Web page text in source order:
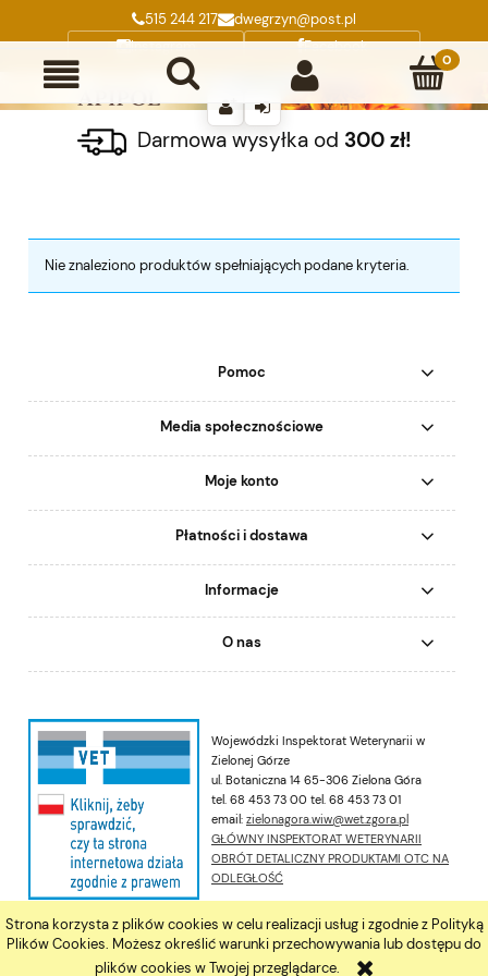
Strona korzysta z plików cookies w celu realizacji usług i zgodnie z Polityką
Plików Cookies. Możesz określić warunki przechowywania lub dostępu do
plików cookies w Twojej przeglądarce.
515 244 217
dwegrzyn@post.pl
Instagram
Facebook
Darmowa wysyłka od 300 zł!
Nie znaleziono produktów spełniających podane kryteria.
Pomoc
Media społecznościowe
Moje konto
Płatności i dostawa
Informacje
O nas
Wojewódzki Inspektorat Weterynarii w
Zielonej Górze
ul. Botaniczna 14 65-306 Zielona Góra
tel. 68 453 73 00 tel. 68 453 73 01
email: zielonagora.wiw@wet.zgora.pl
GŁÓWNY INSPEKTORAT WETERYNARII
OBRÓT DETALICZNY PRODUKTAMI OTC NA
ODLEGŁOŚĆ
pokaż pełną wersję strony